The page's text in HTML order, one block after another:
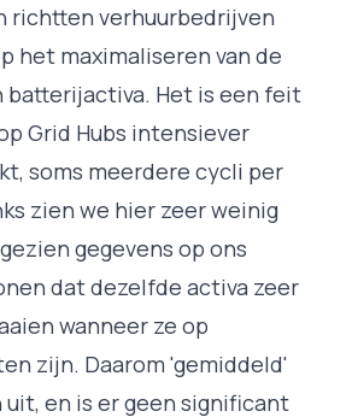
richtten verhuurbedrijven
het maximaliseren van de
batterijactiva. Het is een feit
Grid Hubs intensiever
soms meerdere cycli per
zien we hier zeer weinig
gegevens op ons
dat dezelfde activa zeer
wanneer ze op
zijn. Daarom 'gemiddeld'
en is er geen significant